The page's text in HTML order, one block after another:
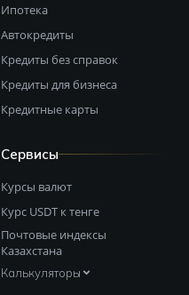
Ипотека
Автокредиты
Кредиты без справок
Кредиты для бизнеса
Кредитные карты
Сервисы
Курсы валют
Курс USDT к тенге
Почтовые индексы
Казахстана
Калькуляторы